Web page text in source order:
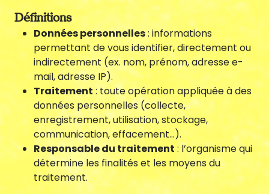
Agenda
Nous contacter
Définitions
Données personnelles: informations
permettant de vous identifier, directement ou
indirectement (ex. nom, prénom, adresse e-
mail, adresse IP).
Traitement : toute opération appliquée à des
données personnelles (collecte,
enregistrement, utilisation, stockage,
communication, effacement…).
Responsable du traitement : l’organisme qui
détermine les finalités et les moyens du
traitement.